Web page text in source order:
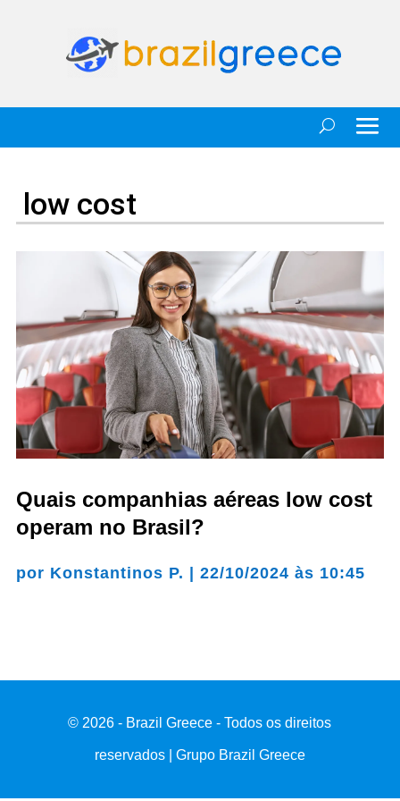
low cost
Quais companhias aéreas low cost
operam no Brasil?
por Konstantinos P. | 22/10/2024 às 10:45
© 2026 - Brazil Greece - Todos os direitos
reservados | Grupo Brazil Greece